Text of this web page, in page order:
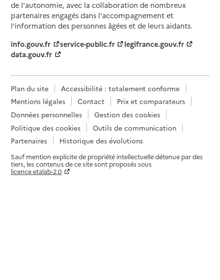
de l'autonomie, avec la collaboration de nombreux
partenaires engagés dans l'accompagnement et
l'information des personnes âgées et de leurs aidants.
info.gouv.fr
service-public.fr
legifrance.gouv.fr
data.gouv.fr
Plan du site
Accessibilité : totalement conforme
Mentions légales
Contact
Prix et comparateurs
Données personnelles
Gestion des cookies
Politique des cookies
Outils de communication
Partenaires
Historique des évolutions
Sauf mention explicite de propriété intellectuelle détenue par des
tiers, les contenus de ce site sont proposés sous
licence etalab-2.0